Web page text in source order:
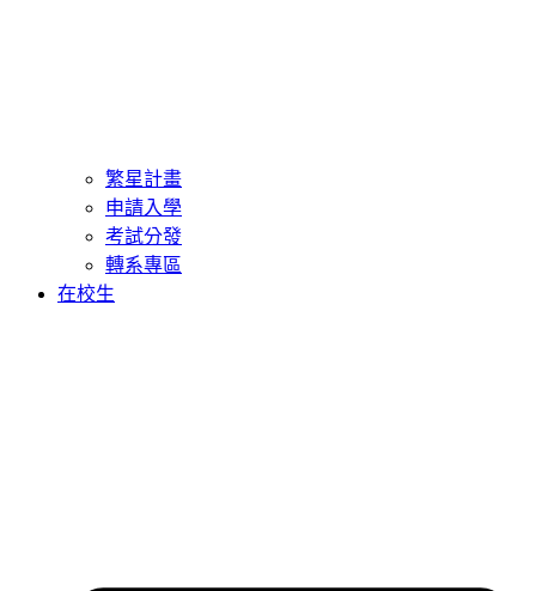
繁星計畫
申請入學
考試分發
轉系專區
在校生